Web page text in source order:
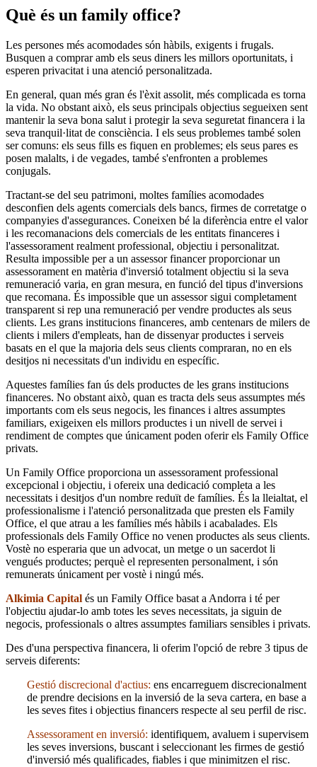
Què és un family office?
Les persones més acomodades són hàbils, exigents i frugals.
Busquen a comprar amb els seus diners les millors oportunitats, i
esperen privacitat i una atenció personalitzada.
En general, quan més gran és l'èxit assolit, més complicada es torna
la vida. No obstant això, els seus principals objectius segueixen sent
mantenir la seva bona salut i protegir la seva seguretat financera i la
seva tranquil·litat de consciència. I els seus problemes també solen
ser comuns: els seus fills es fiquen en problemes; els seus pares es
posen malalts, i de vegades, també s'enfronten a problemes
conjugals.
Tractant-se del seu patrimoni, moltes famílies acomodades
desconfien dels agents comercials dels bancs, firmes de corretatge o
companyies d'assegurances. Coneixen bé la diferència entre el valor
i les recomanacions dels comercials de les entitats financeres i
l'assessorament realment professional, objectiu i personalitzat.
Resulta impossible per a un assessor financer proporcionar un
assessorament en matèria d'inversió totalment objectiu si la seva
remuneració varia, en gran mesura, en funció del tipus d'inversions
que recomana. És impossible que un assessor sigui completament
transparent si rep una remuneració per vendre productes als seus
clients. Les grans institucions financeres, amb centenars de milers de
clients i milers d'empleats, han de dissenyar productes i serveis
basats en el que la majoria dels seus clients compraran, no en els
desitjos ni necessitats d'un individu en específic.
Aquestes famílies fan ús dels productes de les grans institucions
financeres. No obstant això, quan es tracta dels seus assumptes més
importants com els seus negocis, les finances i altres assumptes
familiars, exigeixen els millors productes i un nivell de servei i
rendiment de comptes que únicament poden oferir els Family Office
privats.
Un Family Office proporciona un assessorament professional
excepcional i objectiu, i ofereix una dedicació completa a les
necessitats i desitjos d'un nombre reduït de famílies. És la lleialtat, el
professionalisme i l'atenció personalitzada que presten els Family
Office, el que atrau a les famílies més hàbils i acabalades. Els
professionals dels Family Office no venen productes als seus clients.
Vostè no esperaria que un advocat, un metge o un sacerdot li
vengués productes; perquè el representen personalment, i són
remunerats únicament per vostè i ningú més.
Alkimia Capital és un Family Office basat a Andorra i té per
l'objectiu ajudar-lo amb totes les seves necessitats, ja siguin de
negocis, professionals o altres assumptes familiars sensibles i privats.
Des d'una perspectiva financera, li oferim l'opció de rebre 3 tipus de
serveis diferents:
Gestió discrecional d'actius: ens encarreguem discrecionalment
de prendre decisions en la inversió de la seva cartera, en base a
les seves fites i objectius financers respecte al seu perfil de risc.
Assessorament en inversió: identifiquem, avaluem i supervisem
les seves inversions, buscant i seleccionant les firmes de gestió
d'inversió més qualificades, fiables i que minimitzen el risc.